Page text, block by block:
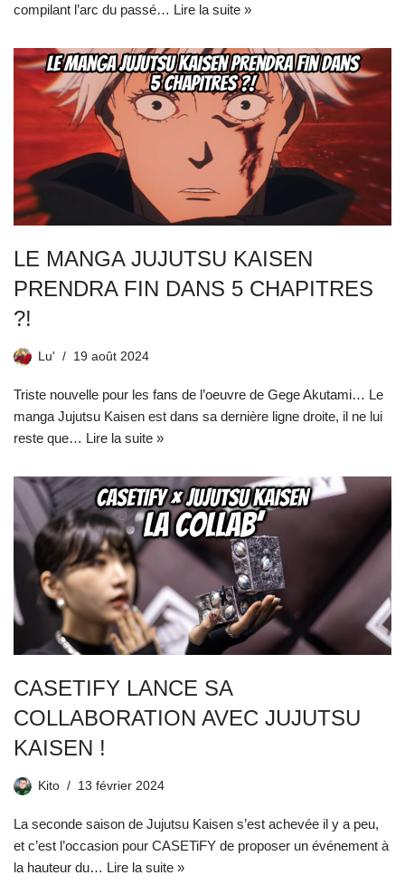
compilant l’arc du passé… Lire la suite »
LE MANGA JUJUTSU KAISEN
PRENDRA FIN DANS 5 CHAPITRES
?!
Lu' 19 août 2024
Triste nouvelle pour les fans de l’oeuvre de Gege Akutami… Le
manga Jujutsu Kaisen est dans sa dernière ligne droite, il ne lui
reste que… Lire la suite »
CASETIFY LANCE SA
COLLABORATION AVEC JUJUTSU
KAISEN !
Kito 13 février 2024
La seconde saison de Jujutsu Kaisen s’est achevée il y a peu,
et c’est l’occasion pour CASETiFY de proposer un événement à
la hauteur du… Lire la suite »